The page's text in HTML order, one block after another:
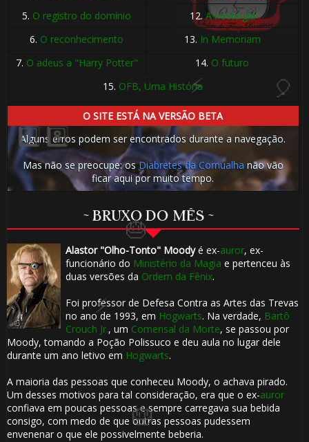
5. O registro do domínio 12.A nostalgia
6. O reconhecimento 13. In Memoriam
7. O adeus a "Harry Potter" 14. O futuro
15. OFB, Uma História
O SITE ESTÁ NA VERSÃO BETA
Alguns erros podem ser encontrados durante a navegação.
Mas não se preocupe: osDiabretes da Cornualha não vão
ficar aqui por muito tempo.
~ BRUXO DO MÊS ~
Alastor "Olho-Tonto" Moodyé ex-auror, ex-
funcionário do Ministério da Magia e pertenceu às
duas versões da Ordem da Fênix.
Foi professor de Defesa Contra as Artes das Trevas
no ano de 1993, em Hogwarts. Na verdade, Bartô
Crouch Jr., um Comensal da Morte, se passou por
Moody, tomando a Poção Polissuco e deu aula no lugar dele
durante um ano letivo em Hogwarts.
A maioria das pessoas que conheceu Moody, o achava pirado.
Um desses motivos para tal consideração, era que o ex-auror
confiava em poucas pessoas e sempre carregava sua bebida
consigo, com medo de que outras pessoas pudessem
envenenar o que ele possivelmente beberia.
1️⃣ 8️⃣
1️⃣ 8️⃣
1️⃣ 8️⃣
⚡ 🎈